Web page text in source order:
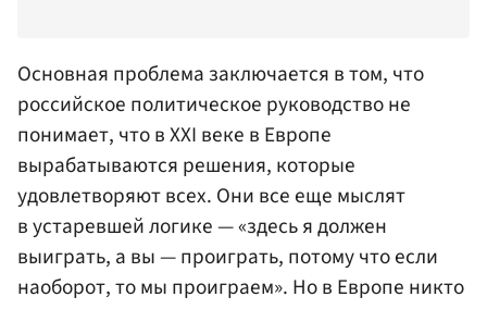
Основная проблема заключается в том, что
российское политическое руководство не
понимает, что в XXI веке в Европе
вырабатываются решения, которые
удовлетворяют всех. Они все еще мыслят
в устаревшей логике — «здесь я должен
выиграть, а вы — проиграть, потому что если
наоборот, то мы проиграем». Но в Европе никто